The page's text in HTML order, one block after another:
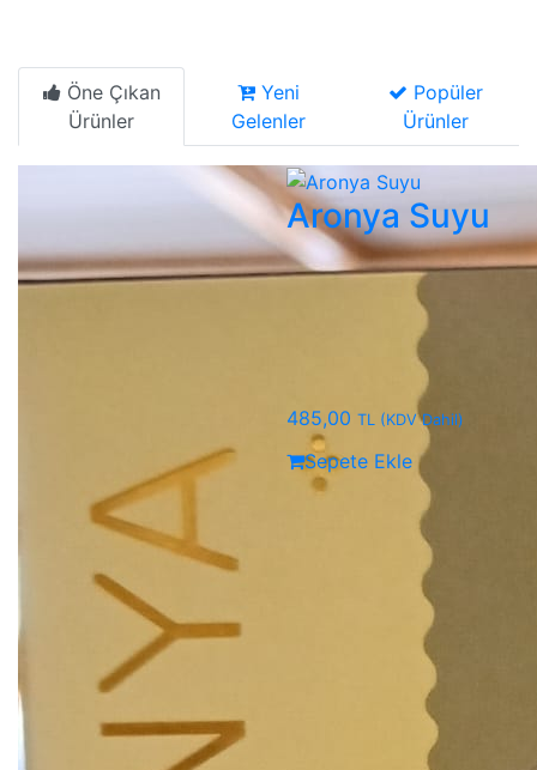
Öne Çıkan
Ürünler
Yeni
Gelenler
Popüler
Ürünler
Aronya Suyu
485,00 TL (KDV Dahil)
Sepete Ekle